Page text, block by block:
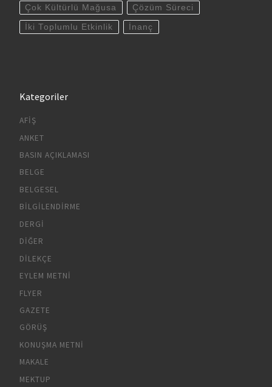
Çok Kültürlü Mağusa Çözüm Süreci
İki Toplumlu Etkinlik İnanç
Kategoriler
AFIŞ
ANKET
BASIN AÇIKLAMASI
BELGE
BELGESEL
BILGILENDIRME
DERGI
DIĞER
DILEKÇE
EYLEM METNI
FLYER
GAZETE
GÖRÜŞ
KONUŞMA METNI
MAKALE
MEKTUP